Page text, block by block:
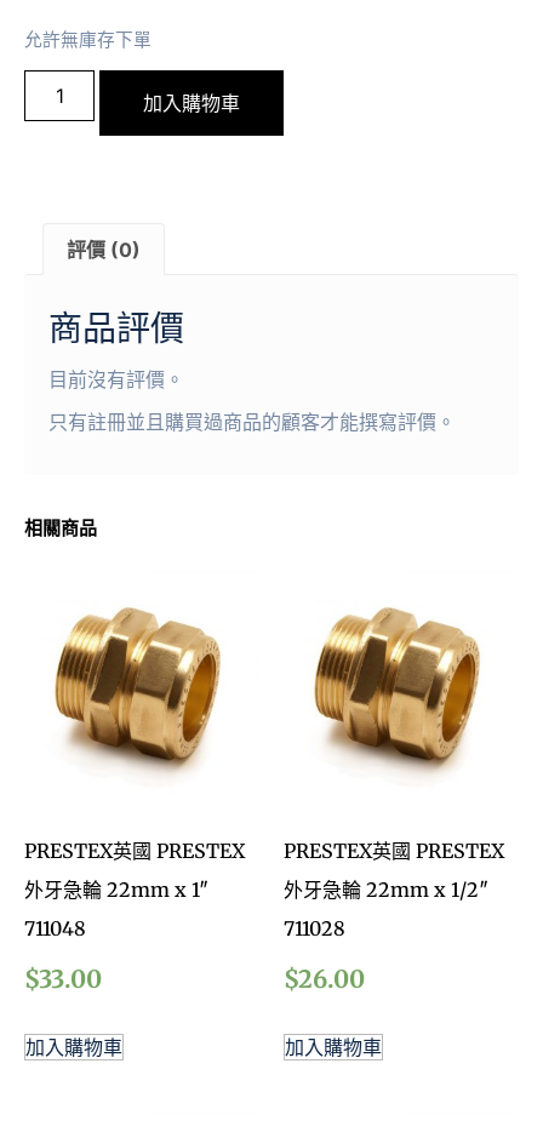
允許無庫存下單
加入購物車
評價 (0)
商品評價
目前沒有評價。
只有註冊並且購買過商品的顧客才能撰寫評價。
相關商品
PRESTEX英國 PRESTEX
外牙急輪 22mm x 1″
711048
$33.00
加入購物車
PRESTEX英國 PRESTEX
外牙急輪 22mm x 1/2″
711028
$26.00
加入購物車